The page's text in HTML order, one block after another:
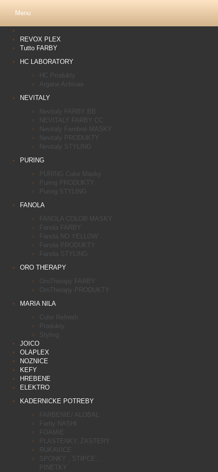
Menu
REVOX PLEX
Tutto FARBY
HC LABORATORY
HC Produkty
Argane Achinae
NEVITALY
Nevitaly FARBY BB
NEVITALY FARBY CC
Nevitaly Farebné MASKY
Nevitaly PRODUKTY
Nevitaly STYLING
PURING
PURING Color Masky
Puring PRODUKTY
Puring STYLING
FANOLA
FANOLA COLOR MASKY
Fanola FARBY
Fanola NO YELLOW
Fanola PRODUKTY
Fanola STYLING
ORO THERAPY
OroTherapy FARBY
OroTherapy PRODUKTY
MARIA NILA
Color Refresh
Produkty
Styling
JOICO
OLAPLEX
NOZNICE
KEFY
HREBENE
ELEKTRO
KADERNICKE POTREBY
FARBENIE/ ALOBAL
Farby NASHI
FOAMIE
PLASTENKY, ZASTERY
RUKAVICE
SPONKY , STIPCE ,
PINETKY